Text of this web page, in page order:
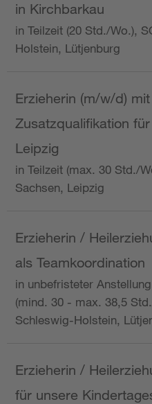
in Kirchbarkau
in Teilzeit (20 Std./Wo.),
Holstein, Lütjenburg
Erzieherin (m/w/d)
Zusatzqualifikation
Leipzig
in Teilzeit (max. 30 Std./
Sachsen, Leipzig
Erzieherin /
als Teamkoordination
in unbefristeter
(mind. 30 - max. 38,5
Schleswig-Holstein,
Erzieherin /
für unsere